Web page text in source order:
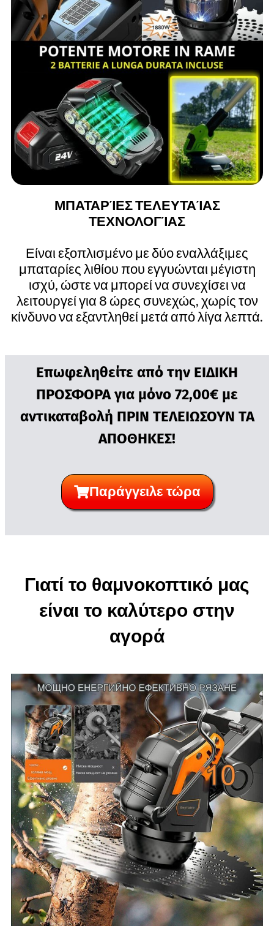
ΜΠΑΤΑΡΊΕΣ ΤΕΛΕΥΤΑΊΑΣ
ΤΕΧΝΟΛΟΓΊΑΣ
Είναι εξοπλισμένο με δύο εναλλάξιμες
μπαταρίες λιθίου που εγγυώνται μέγιστη
ισχύ, ώστε να μπορεί να συνεχίσει να
λειτουργεί για 8 ώρες συνεχώς, χωρίς τον
κίνδυνο να εξαντληθεί μετά από λίγα λεπτά.
Επωφεληθείτε από την ΕΙΔΙΚΗ
ΠΡΟΣΦΟΡΑ για μόνο 72,00€ με
αντικαταβολή ΠΡΙΝ ΤΕΛΕΙΩΣΟΥΝ ΤΑ
ΑΠΟΘΗΚΕΣ!
Παράγγειλε τώρα
Γιατί το θαμνοκοπτικό μας
είναι το καλύτερο στην
αγορά